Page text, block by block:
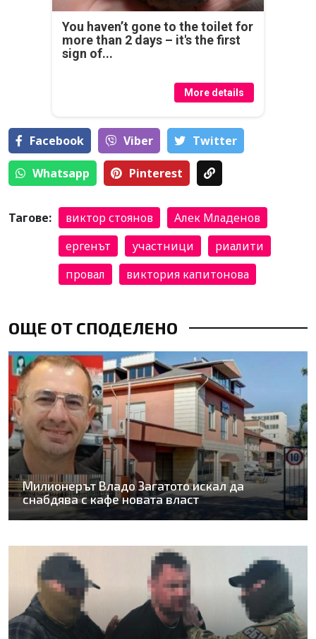
You haven’t gone to the toilet for
more than 2 days – it's the first
sign of...
More details
Facebook Viber Тwitter
Whatsapp Pinterest
Тагове: виктор стоянов
Алек Младенов
ергенът
участници
риалити
провал
виктория капитонова
ОЩЕ ОТ СПОДЕЛЕНО
Милионерът Владо Загатото искал да
снабдява с кафе новата власт